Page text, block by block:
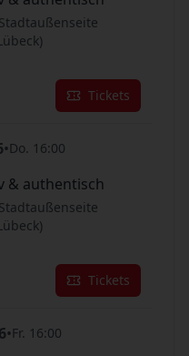
Tickets
•Do. 16:00
& authentisch
Tickets
•Fr. 16:00